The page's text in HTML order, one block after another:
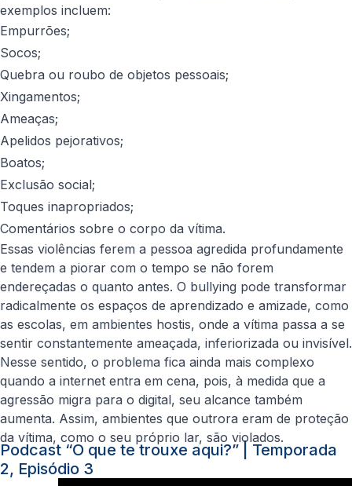
exemplos incluem:
Empurrões;
Socos;
Quebra ou roubo de objetos pessoais;
Xingamentos;
Ameaças;
Apelidos pejorativos;
Boatos;
Exclusão social;
Toques inapropriados;
Comentários sobre o corpo da vítima.
Essas violências ferem a pessoa agredida profundamente
e tendem a piorar com o tempo se não forem
endereçadas o quanto antes. O bullying pode transformar
radicalmente os espaços de aprendizado e amizade, como
as escolas, em ambientes hostis, onde a vítima passa a se
sentir constantemente ameaçada, inferiorizada ou invisível.
Nesse sentido, o problema fica ainda mais complexo
quando a internet entra em cena, pois, à medida que a
agressão migra para o digital, seu alcance também
aumenta. Assim, ambientes que outrora eram de proteção
da vítima, como o seu próprio lar, são violados.
Podcast “O que te trouxe aqui?” | Temporada
2, Episódio 3